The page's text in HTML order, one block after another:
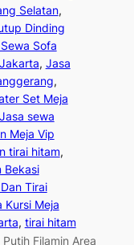
Selatan
Dinding
Sofa
, Jasa
Set Meja
Jasa sewa
Meja Vip
tirai hitam
Bekasi
Tirai
Kursi Meja
, tirai hitam
Filamin Area